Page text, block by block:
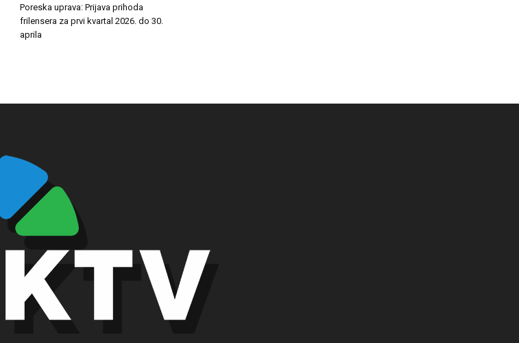
Poreska uprava: Prijava prihoda
frilensera za prvi kvartal 2026. do 30.
aprila